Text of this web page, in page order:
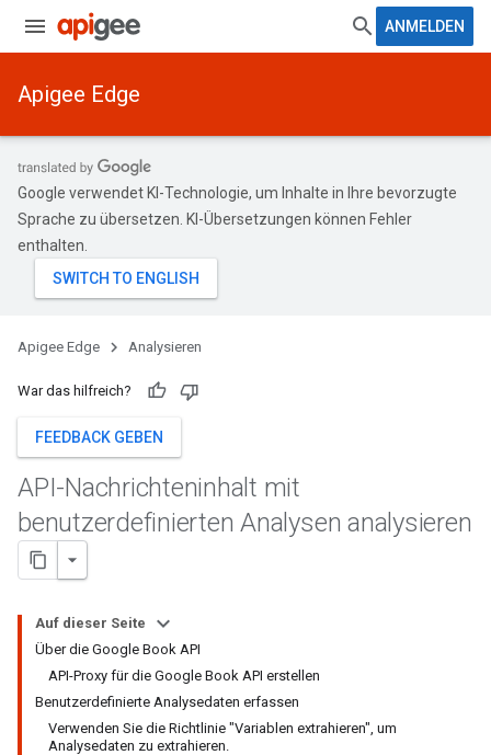
ANMELDEN
Apigee Edge
Google verwendet KI-Technologie, um Inhalte in Ihre bevorzugte
Sprache zu übersetzen. KI-Übersetzungen können Fehler
enthalten.
Apigee Edge Analysieren
War das hilfreich?
FEEDBACK GEBEN
API-Nachrichteninhalt mit
benutzerdefinierten Analysen analysieren
Auf dieser Seite
Über die Google Book API
API-Proxy für die Google Book API erstellen
Benutzerdefinierte Analysedaten erfassen
Verwenden Sie die Richtlinie "Variablen extrahieren", um
Analysedaten zu extrahieren.